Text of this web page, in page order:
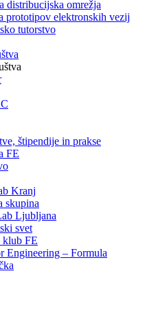
distribucijska omrežja
prototipov elektronskih vezij
tutorstvo
štipendije in prakse
FE
Kranj
skupina
Ljubljana
svet
FE
Engineering – Formula